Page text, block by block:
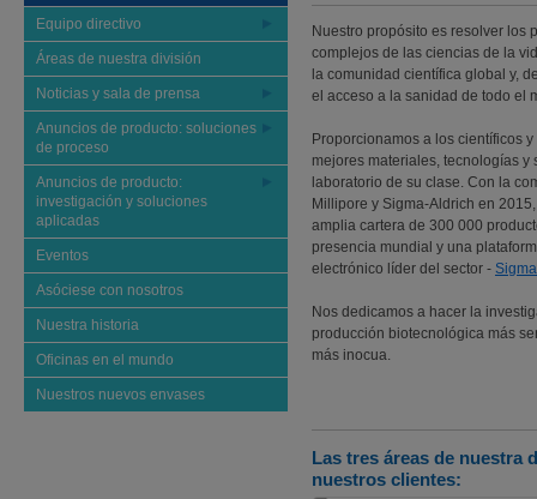
Equipo directivo
Áreas de nuestra división
Noticias y sala de prensa
Anuncios de producto: soluciones
de proceso
Anuncios de producto:
investigación y soluciones
aplicadas
Eventos
Asóciese con nosotros
Nuestra historia
Oficinas en el mundo
Nuestros nuevos envases
Nuestro propósito es resolver los
complejos de las ciencias de la
la comunidad científica global y,
el acceso a la sanidad de todo el
Proporcionamos a los científicos
mejores materiales, tecnologías y
laboratorio de su clase. Con la
Millipore y Sigma-Aldrich en
amplia cartera de 300 000
presencia mundial y una
electrónico líder del sector -
Nos dedicamos a hacer la
producción biotecnológica más
más inocua.
Las tres áreas de nuestra
nuestros clientes: